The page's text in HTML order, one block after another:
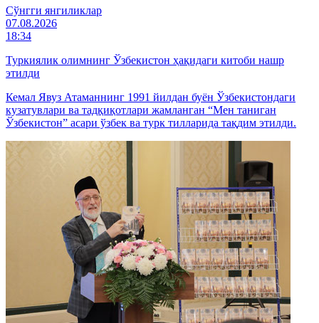
Cўнгги янгиликлар
07.08.2026
18:34
Туркиялик олимнинг Ўзбекистон ҳақидаги китоби нашр
этилди
Кемал Явуз Атаманнинг 1991 йилдан буён Ўзбекистондаги
кузатувлари ва тадқиқотлари жамланган “Мен таниган
Ўзбекистон” асари ўзбек ва турк тилларида тақдим этилди.